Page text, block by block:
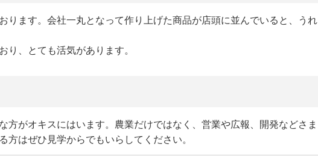
ります。会社一丸となって作り上げた商品が店頭に並んでいると、う
り、とても活気があります。
方がオキスにはいます。農業だけではなく、営業や広報、開発などさ
はぜひ見学からでもいらしてください。